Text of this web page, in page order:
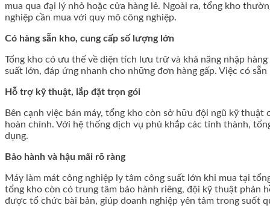
mua qua đại lý nhỏ hoặc cửa hàng lẻ. Ngoài ra, tổng kho
nghiệp cần mua với quy mô công nghiệp.
Có hàng sẵn kho, cung cấp số lượng lớn
Tổng kho có ưu thế về diện tích lưu trữ và khả năng nhập
suất lớn, đáp ứng nhanh cho những đơn hàng gấp. Việc có
Hỗ trợ kỹ thuật, lắp đặt trọn gói
Bên cạnh việc bán máy, tổng kho còn sở hữu đội ngũ kỹ
hoàn chỉnh. Với hệ thống dịch vụ phủ khắp các tỉnh thành,
dụng.
Bảo hành và hậu mãi rõ ràng
Máy làm mát công nghiệp ly tâm công suất lớn khi mua tại
tổng kho còn có trung tâm bảo hành riêng, đội kỹ thuật phản
được tổ chức bài bản, giúp doanh nghiệp yên tâm trong suốt